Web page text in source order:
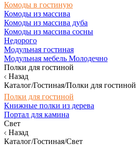
Комоды в гостиную
Комоды из массива
Комоды из массива дуба
Комоды из массива сосны
Недорого
Модульная гостиная
Модульная мебель Молодечно
Полки для гостиной
Назад
Каталог/Гостиная/Полки для гостиной
Полки для гостиной
Книжные полки из дерева
Портал для камина
Свет
Назад
Каталог/Гостиная/Свет